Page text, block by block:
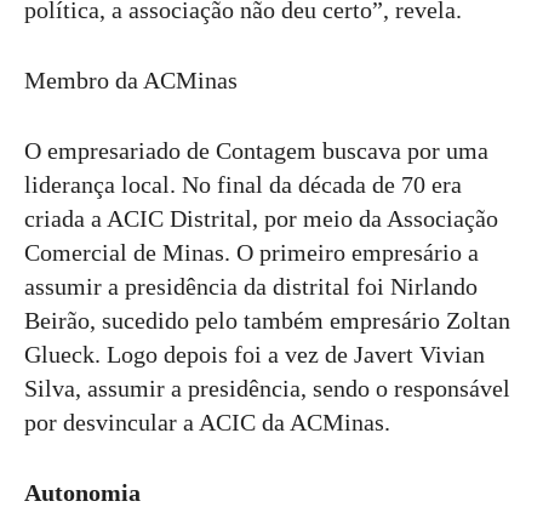
política, a associação não deu certo”, revela.
Membro da ACMinas
O empresariado de Contagem buscava por uma
liderança local. No final da década de 70 era
criada a ACIC Distrital, por meio da Associação
Comercial de Minas. O primeiro empresário a
assumir a presidência da distrital foi Nirlando
Beirão, sucedido pelo também empresário Zoltan
Glueck. Logo depois foi a vez de Javert Vivian
Silva, assumir a presidência, sendo o responsável
por desvincular a ACIC da ACMinas.
Autonomia